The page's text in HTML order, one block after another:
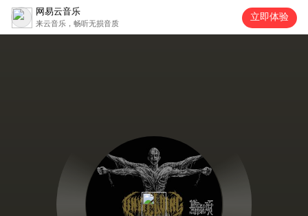
网易云音乐
来云音乐，畅听无损音质
立即体验